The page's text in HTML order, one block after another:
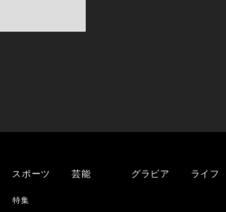
スポーツ
特集
芸能 グラビア ライフ